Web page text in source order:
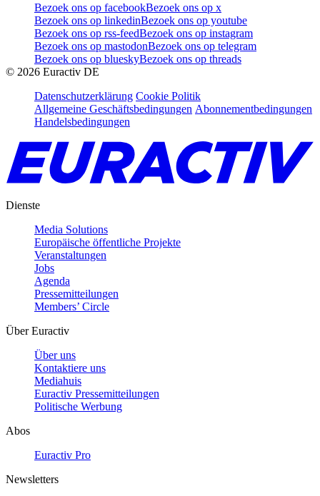
Bezoek ons op facebookBezoek ons op x
Bezoek ons op linkedinBezoek ons op youtube
Bezoek ons op rss-feedBezoek ons op instagram
Bezoek ons op mastodonBezoek ons op telegram
Bezoek ons op blueskyBezoek ons op threads
© 2026 Euractiv DE
Datenschutzerklärung Cookie Politik
Allgemeine Geschäftsbedingungen Abonnementbedingungen
Handelsbedingungen
Dienste
Media Solutions
Europäische öffentliche Projekte
Veranstaltungen
Jobs
Agenda
Pressemitteilungen
Members’ Circle
Über Euractiv
Über uns
Kontaktiere uns
Mediahuis
Euractiv Pressemitteilungen
Politische Werbung
Abos
Euractiv Pro
Newsletters